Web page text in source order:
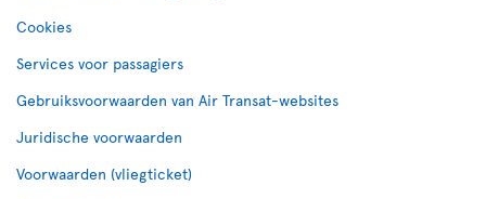
Cookies
Services voor passagiers
Gebruiksvoorwaarden van Air Transat-websites
Juridische voorwaarden
Voorwaarden (vliegticket)